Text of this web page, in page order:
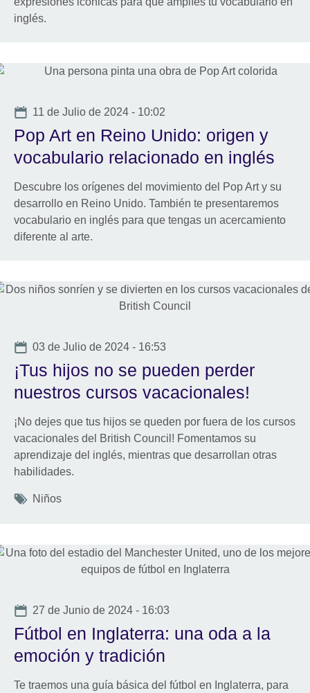
inglés.
Date
11 de Julio de 2024 - 10:02
Pop Art en Reino Unido: origen y
vocabulario relacionado en inglés
Descubre los orígenes del movimiento del Pop Art y su
desarrollo en Reino Unido. También te presentaremos
vocabulario en inglés para que tengas un acercamiento
diferente al arte.
Date
03 de Julio de 2024 - 16:53
¡Tus hijos no se pueden perder
nuestros cursos vacacionales!
¡No dejes que tus hijos se queden por fuera de los cursos
vacacionales del British Council! Fomentamos su
aprendizaje del inglés, mientras que desarrollan otras
habilidades.
Tags
Niños
Date
27 de Junio de 2024 - 16:03
Fútbol en Inglaterra: una oda a la
emoción y tradición
Te traemos una guía básica del fútbol en Inglaterra, para